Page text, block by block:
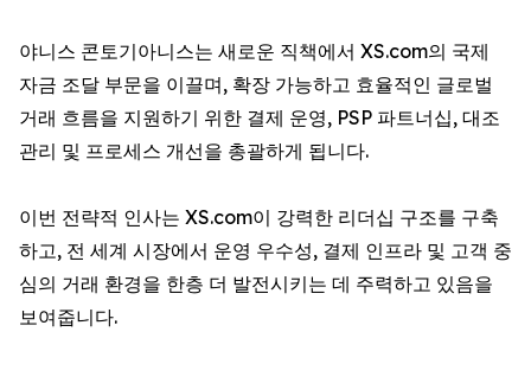
야니스 콘토기아니스는 새로운 직책에서 XS.com의 국제
자금 조달 부문을 이끌며, 확장 가능하고 효율적인 글로벌
거래 흐름을 지원하기 위한 결제 운영, PSP 파트너십, 대조
관리 및 프로세스 개선을 총괄하게 됩니다.
이번 전략적 인사는 XS.com이 강력한 리더십 구조를 구축
하고, 전 세계 시장에서 운영 우수성, 결제 인프라 및 고객 중
심의 거래 환경을 한층 더 발전시키는 데 주력하고 있음을
보여줍니다.